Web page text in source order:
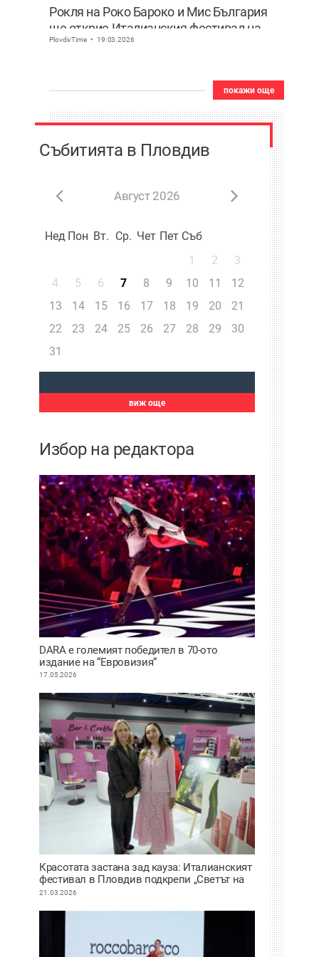
Рокля на Роко Бароко и Мис България
ще открие Италианския фестивал на
красотата и прическата
PlovdivTime 19.03.2026
покажи още
Събитията в Пловдив
Август 2026
Нед Пон Вт. Ср. Чет Пет Съб
1
2
3
4
5 6 7 8 9 10 11
12
13
14 15 16 17 18 19 20
21
22
23 24 25 26 27 28 29
30
31
виж още
Избор на редактора
DARA е големият победител в 70-ото
издание на “Евровизия“
17.05.2026
Красотата застана зад кауза: Италианският
фестивал в Пловдив подкрепи „Светът на
Мария“ ВИДЕО
21.03.2026